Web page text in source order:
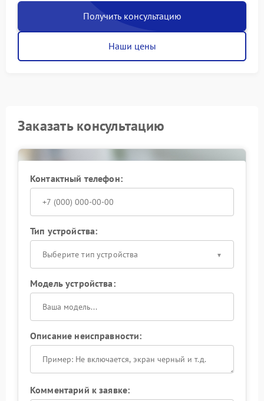
Получить консультацию
Наши цены
Заказать консультацию
Контактный телефон:
Тип устройства:
Выберите тип устройства
Модель устройства:
Описание неисправности:
Комментарий к заявке: